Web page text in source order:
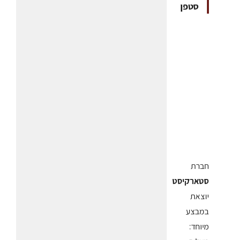
סטפן
חברת
סטארקיסט
יוצאת
במבצע
מיוחד: